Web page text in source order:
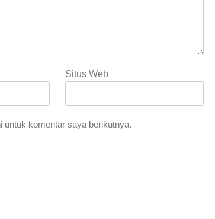
Situs Web
untuk komentar saya berikutnya.